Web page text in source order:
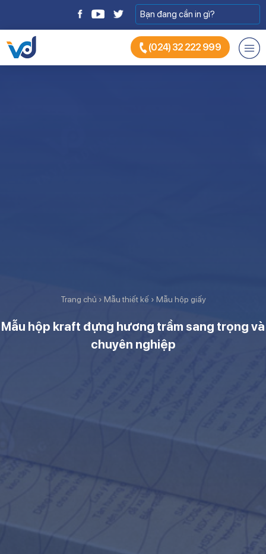
(024) 32 222 999
Trang chủ › Mẫu thiết kế › Mẫu hộp giấy
Mẫu hộp kraft đựng hương trầm sang trọng và
chuyên nghiệp